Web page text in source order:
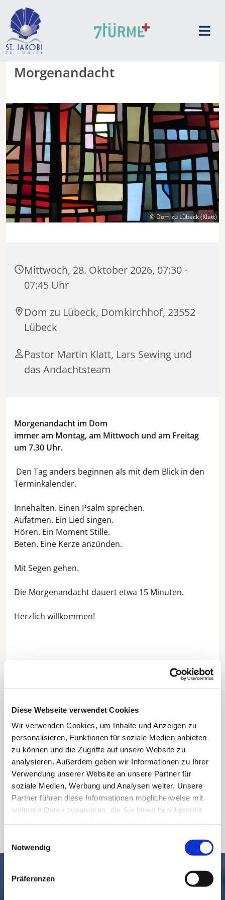
Diese Webseite verwendet Cookies
Wir verwenden Cookies, um Inhalte und Anzeigen zu
personalisieren, Funktionen für soziale Medien anbieten
zu können und die Zugriffe auf unsere Website zu
analysieren. Außerdem geben wir Informationen zu Ihrer
Verwendung unserer Website an unsere Partner für
soziale Medien, Werbung und Analysen weiter. Unsere
Partner führen diese Informationen möglicherweise mit
weiteren Daten zusammen, die Sie ihnen bereitgestellt
Notwendig
Präferenzen
Morgenandacht
© Dom zu Lübeck (Klatt)
Mittwoch, 28. Oktober 2026, 07:30 -
07:45 Uhr
Dom zu Lübeck, Domkirchhof, 23552
Lübeck
Pastor Martin Klatt, Lars Sewing und
das Andachtsteam
Morgenandacht im Dom
immer am Montag, am Mittwoch und am Freitag
um 7.30 Uhr.
Den Tag anders beginnen als mit dem Blick in den
Terminkalender.
Innehalten. Einen Psalm sprechen.
Aufatmen. Ein Lied singen.
Hören. Ein Moment Stille.
Beten. Eine Kerze anzünden.
Mit Segen gehen.
Die Morgenandacht dauert etwa 15 Minuten.
Herzlich willkommen!